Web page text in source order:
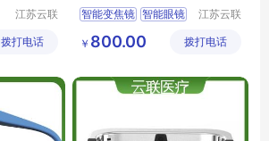
江苏云联
装备有限
拨打电话
谈
智能变焦镜 智能眼镜
智能近视镜
江苏云联
装备有限
￥ 800.00 拨打电话